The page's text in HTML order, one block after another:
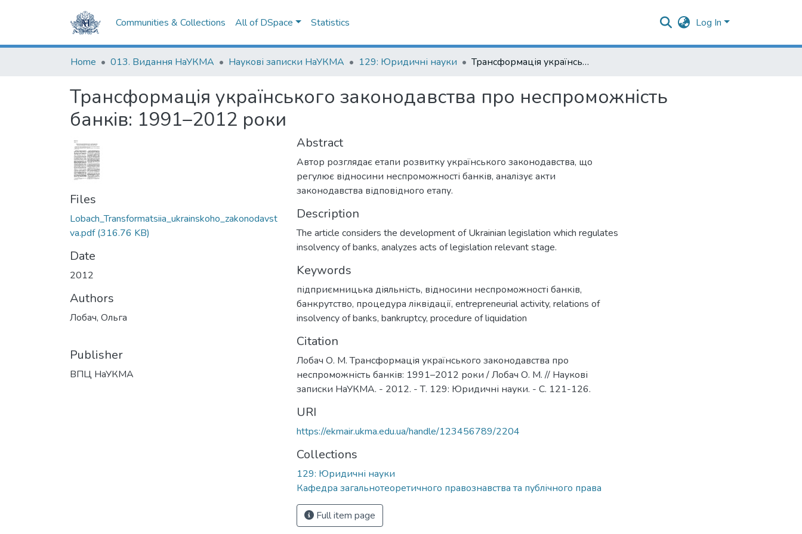
Communities & Collections All of DSpace Statistics Log In
Home 013. Видання НаУКМА Наукові записки НаУКМА 129: Юридичні науки Трансформація українського законодавства про неспроможність банків: 1991–2012 роки
Трансформація українського законодавства про неспроможність
банків: 1991–2012 роки
Files
Lobach_Transformatsiia_ukrainskoho_zakonodavst
va.pdf(316.76 KB)
Date
2012
Authors
Лобач, Ольга
Publisher
ВПЦ НаУКМА
Abstract
Автор розглядає етапи розвитку українського законодавства, що
регулює відносини неспроможності банків, аналізує акти
законодавства відповідного етапу.
Description
The article considers the development of Ukrainian legislation which regulates
insolvency of banks, analyzes acts of legislation relevant stage.
Keywords
підприємницька діяльність, відносини неспроможності банків,
банкрутство, процедура ліквідації, entrepreneurial activity, relations of
insolvency of banks, bankruptcy, procedure of liquidation
Citation
Лобач О. М. Трансформація українського законодавства про
неспроможність банків: 1991–2012 роки / Лобач О. М. // Наукові
записки НаУКМА. - 2012. - Т. 129: Юридичні науки. - С. 121-126.
URI
https://ekmair.ukma.edu.ua/handle/123456789/2204
Collections
129: Юридичні науки
Кафедра загальнотеоретичного правознавства та публічного права
Full item page